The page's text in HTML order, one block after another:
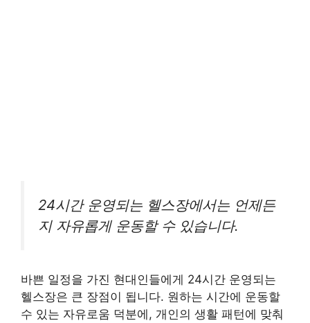
24시간 운영되는 헬스장에서는 언제든
지 자유롭게 운동할 수 있습니다.
바쁜 일정을 가진 현대인들에게 24시간 운영되는
헬스장은 큰 장점이 됩니다. 원하는 시간에 운동할
수 있는 자유로움 덕분에, 개인의 생활 패턴에 맞춰